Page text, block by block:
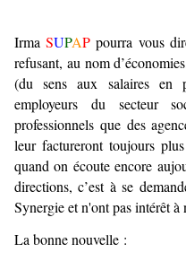
IrmaSUPAP pourra vous
refusant, au nom
(du sens aux salaires en
employeurs du secteur
professionnels que des
leur factureront toujours
quand on écoute encore
directions, c’est à se
Synergie et n'ont pas intérêt
La bonne nouvelle :